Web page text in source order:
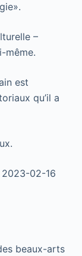
–
même.
est
qu’il a
02-16
beaux-arts